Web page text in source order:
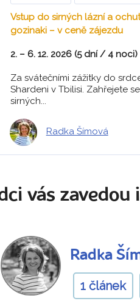
Vstup do sirných lázní a
gozinaki – v ceně zájezdu
2. – 6. 12. 2026 (5 dní / 4 noci)
Za svátečními zážitky do
Shardeni v Tbilisi. Zahřejete
sirných...
Radka Šímová
vás
Radka
1 článek